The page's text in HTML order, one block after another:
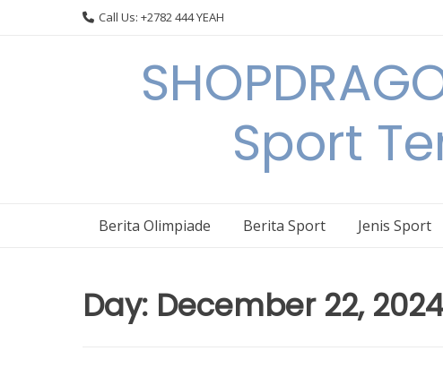
Call Us: +2782 444 YEAH
Sport
Berita Olimpiade Berita Sport Jenis Sport
Day: December 22, 2024